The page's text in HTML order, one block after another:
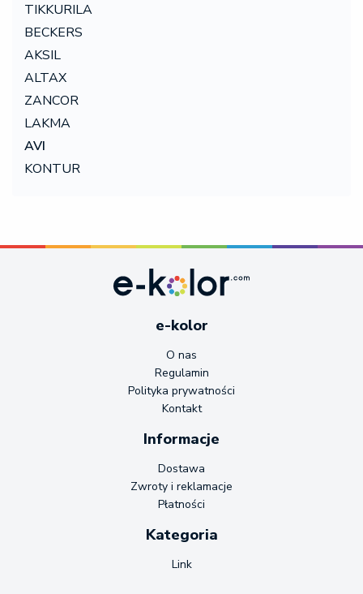
TIKKURILA
BECKERS
AKSIL
ALTAX
ZANCOR
LAKMA
AVI
KONTUR
e-kolor
O nas
Regulamin
Polityka prywatności
Kontakt
Informacje
Dostawa
Zwroty i reklamacje
Płatności
Kategoria
Link